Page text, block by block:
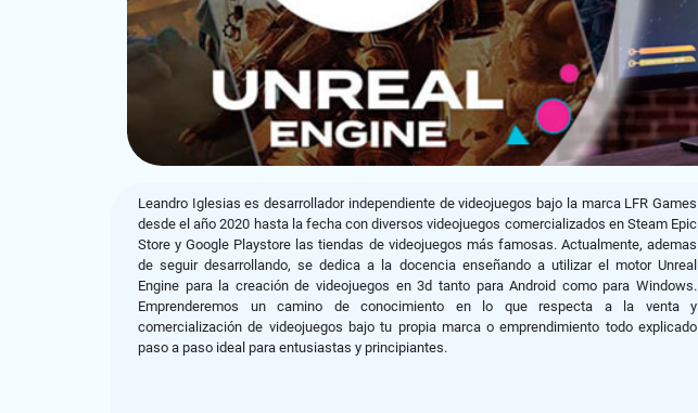
Leandro Iglesias es desarrollador independiente de videojuegos bajo la marca LFR Games
desde el año 2020 hasta la fecha con diversos videojuegos comercializados en Steam Epic
Store y Google Playstore las tiendas de videojuegos más famosas. Actualmente, ademas
de seguir desarrollando, se dedica a la docencia enseñando a utilizar el motor Unreal
Engine para la creación de videojuegos en 3d tanto para Android como para Windows.
Emprenderemos un camino de conocimiento en lo que respecta a la venta y
comercialización de videojuegos bajo tu propia marca o emprendimiento todo explicado
paso a paso ideal para entusiastas y principiantes.